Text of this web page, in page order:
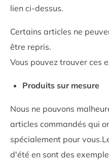
lien ci-dessus.
Certains articles ne
être repris.
Vous pouvez trouver ces
Produits sur mesure
Nous ne pouvons
articles commandés qui
spécialement pour
d'été en sont des